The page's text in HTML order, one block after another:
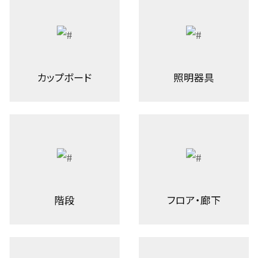
カップボード 照明器具
階段 フロア・廊下